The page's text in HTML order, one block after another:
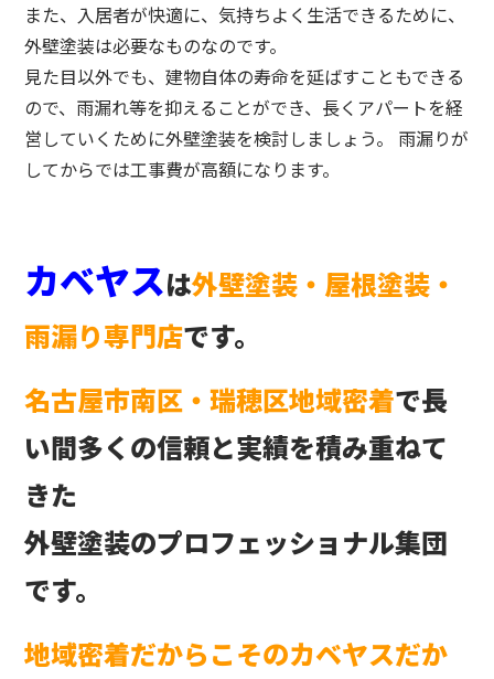
また、入居者が快適に、気持ちよく生活できるために、
外壁塗装は必要なものなのです。
見た目以外でも、建物自体の寿命を延ばすこともできる
ので、雨漏れ等を抑えることができ、長くアパートを経
営していくために外壁塗装を検討しましょう。 雨漏りが
してからでは工事費が高額になります。
カベヤスは外壁塗装・屋根塗装・
雨漏り専門店です。
名古屋市南区・瑞穂区地域密着で長
い間多くの信頼と実績を積み重ねて
きた
外壁塗装のプロフェッショナル集団
です。
地域密着だからこそのカベヤスだか